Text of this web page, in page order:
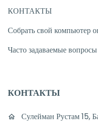
КОНТАКТЫ
Собрать свой компьютер
Часто задаваемые вопросы
КОНТАКТЫ
Сулейман Рустам 15,